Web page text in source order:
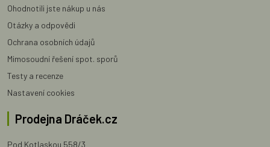
Ohodnotili jste nákup u nás
Otázky a odpovědi
Ochrana osobních údajů
Mimosoudní řešení spot. sporů
Testy a recenze
Nastavení cookies
Prodejna Dráček.cz
Pod Kotlaskou 558/3